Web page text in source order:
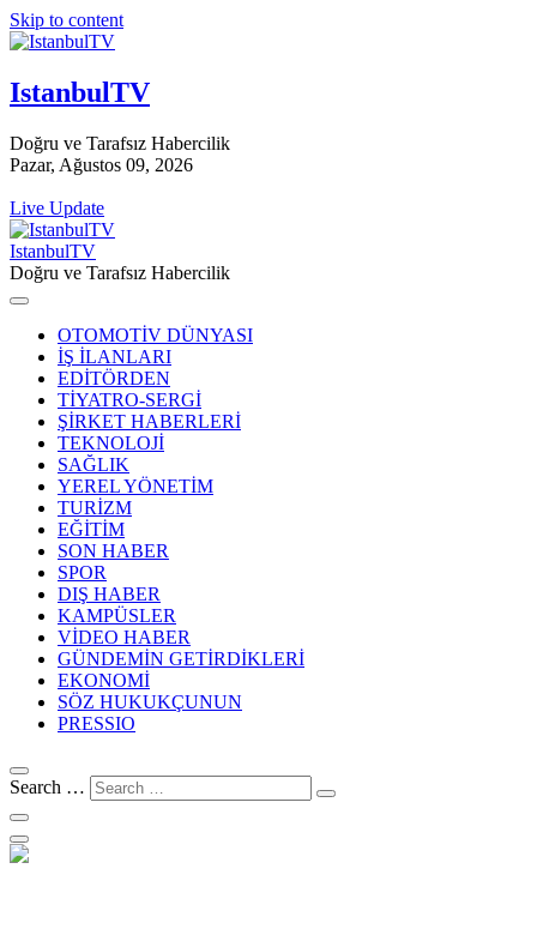
Skip to content
IstanbulTV
Doğru ve Tarafsız Habercilik
Pazar, Ağustos 09, 2026
Live Update
IstanbulTV
Doğru ve Tarafsız Habercilik
OTOMOTİV DÜNYASI
İŞ İLANLARI
EDİTÖRDEN
TİYATRO-SERGİ
ŞİRKET HABERLERİ
TEKNOLOJİ
SAĞLIK
YEREL YÖNETİM
TURİZM
EĞİTİM
SON HABER
SPOR
DIŞ HABER
KAMPÜSLER
VİDEO HABER
GÜNDEMİN GETİRDİKLERİ
EKONOMİ
SÖZ HUKUKÇUNUN
PRESSIO
Search …